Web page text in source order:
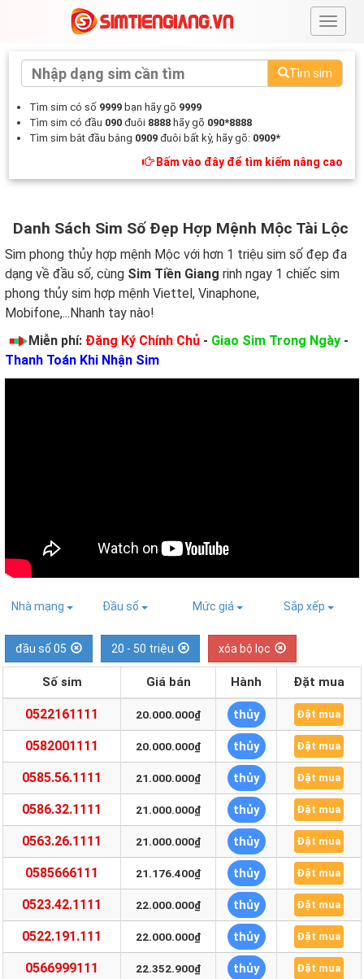
#
Tìm sim
Tìm sim có số 9999 bạn hãy gõ 9999
Tìm sim có đầu 090 đuôi 8888 hãy gõ 090*8888
Tìm sim bắt đầu bằng 0909 đuôi bất kỳ, hãy gõ: 0909*
Bấm vào đây để tìm kiếm nâng cao
Danh Sách Sim Số Đẹp Hợp Mệnh Mộc Tài Lộc
Sim phong thủy hợp mệnh Mộc với hơn 1 triệu sim số đẹp đa
dạng về đầu số, cùng Sim Tiền Giang rinh ngay 1 chiếc sim
phong thủy sim hợp mệnh Viettel, Vinaphone,
Mobifone,...Nhanh tay nào!
Miễn phí: Đăng Ký Chính Chủ - Giao Sim Trong Ngày -
Thanh Toán Khi Nhận Sim
Nhà mạng Đầu số Mức giá Sắp xếp
đầu số 05 20 - 50 triệu xóa bộ lọc
Số sim Giá bán Hành Đặt mua
0522161111 20.000.000₫ thủy Đặt mua
0582001111 20.000.000₫ thủy Đặt mua
0585.56.1111 21.000.000₫ thủy Đặt mua
0586.32.1111 21.000.000₫ thủy Đặt mua
0563.26.1111 21.000.000₫ thủy Đặt mua
0585666111 21.176.400₫ thủy Đặt mua
0523.42.1111 22.000.000₫ thủy Đặt mua
0522.191.111 22.000.000₫ thủy Đặt mua
0566999111 22.352.900₫ thủy Đặt mua